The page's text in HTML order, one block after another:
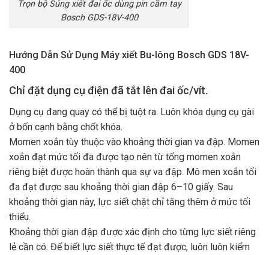
Trọn bộ Súng xiết đai ốc dùng pin cầm tay
Bosch GDS-18V-400
Hướng Dẫn Sử Dụng Máy xiết Bu-lông Bosch GDS 18V-
400
Chỉ đặt dụng cụ điện đã tắt lên đai ốc/vít.
Dụng cụ đang quay có thể bị tuột ra. Luôn khóa dụng cụ gài
ở bốn cạnh bằng chốt khóa.
Momen xoắn tùy thuộc vào khoảng thời gian va đập. Momen
xoắn đạt mức tối đa được tạo nên từ tổng momen xoắn
riêng biệt được hoàn thành qua sự va đập. Mô men xoắn tối
đa đạt được sau khoảng thời gian đập 6–10 giấy. Sau
khoảng thời gian này, lực siết chặt chỉ tăng thêm ở mức tối
thiểu.
Khoảng thời gian đập được xác định cho từng lực siết riêng
lẻ cần có. Để biết lực siết thực tế đạt được, luôn luôn kiểm